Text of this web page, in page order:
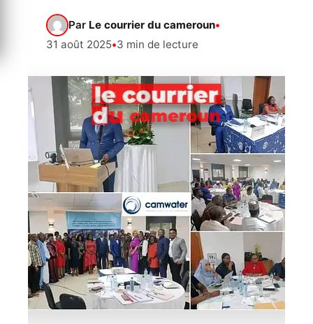
Par Le courrier du cameroun•
31 août 2025•3 min de lecture